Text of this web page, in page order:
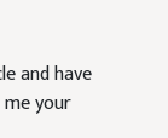
and have
me your